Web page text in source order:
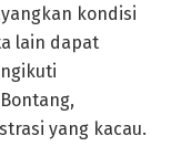
kondisi
lain dapat
yang kacau.